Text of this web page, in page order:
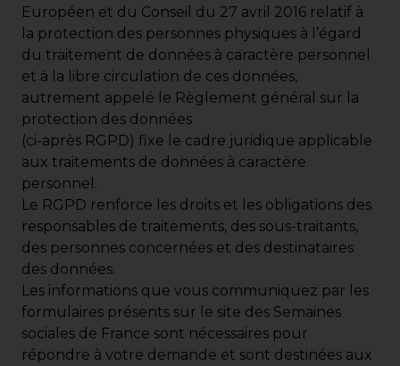
Européen et du Conseil du 27 avril 2016 relatif à
la protection des personnes physiques à l’égard
du traitement de données à caractère personnel
et à la libre circulation de ces données,
autrement appelé le Règlement général sur la
protection des données
(ci-après RGPD) fixe le cadre juridique applicable
aux traitements de données à caractère
personnel.
Le RGPD renforce les droits et les obligations des
responsables de traitements, des sous-traitants,
des personnes concernées et des destinataires
des données.
Les informations que vous communiquez par les
formulaires présents sur le site des Semaines
sociales de France sont nécessaires pour
répondre à votre demande et sont destinées aux